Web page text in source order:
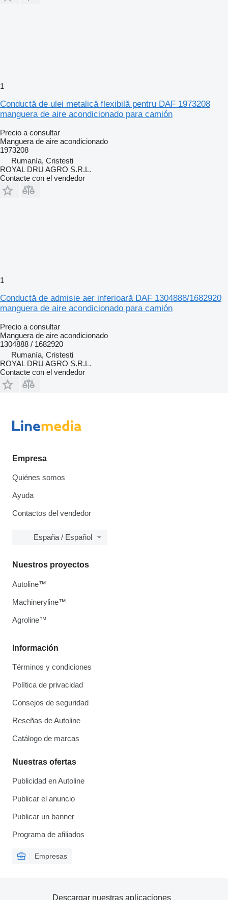
1
Conductă de ulei metalică flexibilă pentru DAF 1973208
manguera de aire acondicionado para camión
Precio a consultar
Manguera de aire acondicionado
1973208
Rumanía, Cristesti
ROYAL DRU AGRO S.R.L.
Contacte con el vendedor
1
Conductă de admisie aer inferioară DAF 1304888/1682920
manguera de aire acondicionado para camión
Precio a consultar
Manguera de aire acondicionado
1304888 / 1682920
Rumanía, Cristesti
ROYAL DRU AGRO S.R.L.
Contacte con el vendedor
Empresa
Quiénes somos
Ayuda
Contactos del vendedor
España / Español
Información
Términos y condiciones
Política de privacidad
Consejos de seguridad
Reseñas de Autoline
Catálogo de marcas
Nuestras ofertas
Publicidad en Autoline
Publicar el anuncio
Publicar un banner
Programa de afiliados
Empresas
Nuestros proyectos
Autoline™
Machineryline™
Agroline™
Descargar nuestras aplicaciones